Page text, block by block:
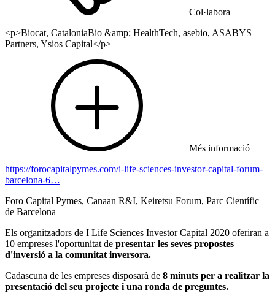
Col·labora
<p>Biocat, CataloniaBio &amp; HealthTech, asebio, ASABYS
Partners, Ysios Capital</p>
Més informació
https://forocapitalpymes.com/i-life-sciences-investor-capital-forum-
barcelona-6…
Foro Capital Pymes, Canaan R&I, Keiretsu Forum, Parc Científic
de Barcelona
Els organitzadors de I Life Sciences Investor Capital 2020 oferiran a
10 empreses l'oportunitat de presentar les seves propostes
d'inversió a la comunitat inversora.
Cadascuna de les empreses disposarà de 8 minuts per a realitzar la
presentació del seu projecte i una ronda de preguntes.